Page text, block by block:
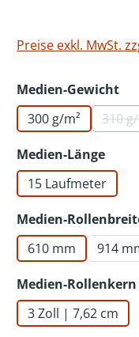
Preise exkl. MwSt.
Medien-Gewicht
300 g/m²
310
Medien-Länge
15 Laufmeter
Medien-
610 mm
914
Medien-Rollenkern
3 Zoll | 7,62 cm